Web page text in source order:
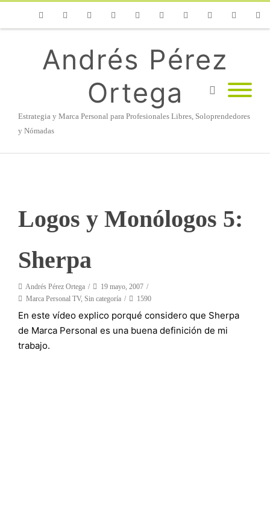
Andrés Pérez
Ortega
Estrategia y Marca Personal para Profesionales Libres, Soloprendedores
y Nómadas
Logos y Monólogos 5:
Sherpa
Andrés Pérez Ortega
19 mayo, 2007
Marca Personal TV, Sin categoría 1590
En este vídeo explico porqué considero que Sherpa
de Marca Personal es una buena definición de mi
trabajo.